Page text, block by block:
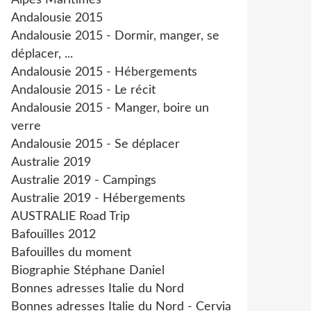
Andalousie 2015
Andalousie 2015 - Dormir, manger, se
déplacer, ...
Andalousie 2015 - Hébergements
Andalousie 2015 - Le récit
Andalousie 2015 - Manger, boire un
verre
Andalousie 2015 - Se déplacer
Australie 2019
Australie 2019 - Campings
Australie 2019 - Hébergements
AUSTRALIE Road Trip
Bafouilles 2012
Bafouilles du moment
Biographie Stéphane Daniel
Bonnes adresses Italie du Nord
Bonnes adresses Italie du Nord - Cervia